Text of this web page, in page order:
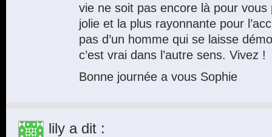
vie ne soit pas encore là pour
jolie et la plus rayonnante pour
pas d’un homme qui se laisse
c’est vrai dans l’autre sens. Vivez !
Bonne journée a vous Sophie
lily a dit :